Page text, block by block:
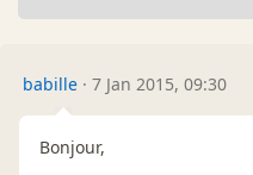
babille · 7 Jan 2015, 09:30
Bonjour,